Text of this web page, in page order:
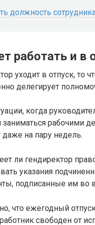
должность
работать и в
уходит в отпуск, то
делегирует
когда
рабочими
на пару недель.
ли гендиректор
указания
подписанные им во
что ежегодный
свободен от